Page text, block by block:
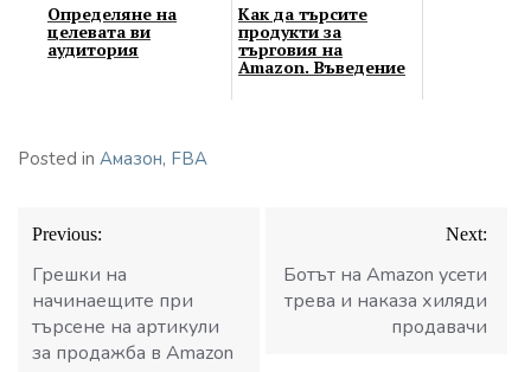
Определяне на
целевата ви
аудитория
Как да търсите
продукти за
търговия на
Amazon. Въведение
Posted in Амазон, FBA
Навигация
Previous:
Грешки на
начинаещите при
търсене на артикули
за продажба в Amazon
Next:
Ботът на Amazon усети
трева и наказа хиляди
продавачи